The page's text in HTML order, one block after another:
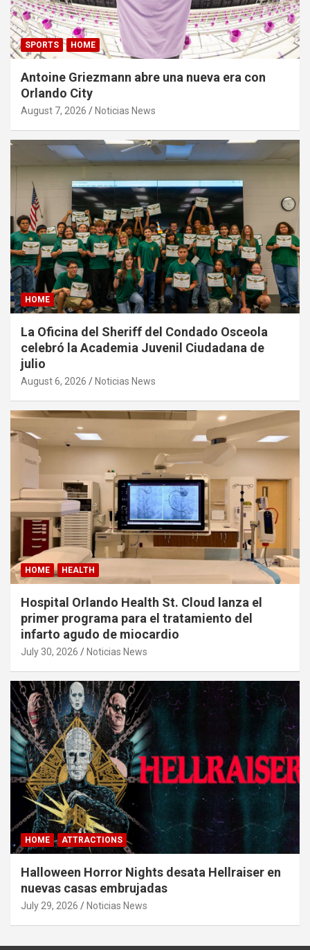
SPORTS HOME
Antoine Griezmann abre una nueva era con
Orlando City
August 7, 2026 Noticias News
HOME
La Oficina del Sheriff del Condado Osceola
celebró la Academia Juvenil Ciudadana de
julio
August 6, 2026 Noticias News
HOME HEALTH
Hospital Orlando Health St. Cloud lanza el
primer programa para el tratamiento del
infarto agudo de miocardio
July 30, 2026 Noticias News
HOME ATTRACTIONS
Halloween Horror Nights desata Hellraiser en
nuevas casas embrujadas
July 29, 2026 Noticias News